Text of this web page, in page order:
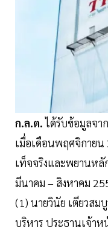
ก.ล.ต.ได้รับข้อมูลจา
เมื่อเดือนพฤศจิกาย
เท็จจริงและพยานหลั
มีนาคม – สิงหาคม
(1) นายวินัย เตียวสม
บริหาร ประธานเจ้าห